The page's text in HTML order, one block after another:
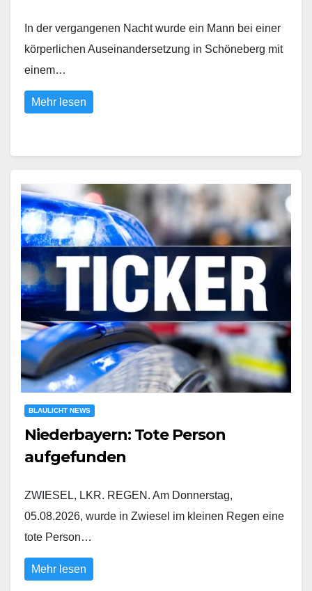
In der vergangenen Nacht wurde ein Mann bei einer
körperlichen Auseinandersetzung in Schöneberg mit
einem…
Mehr lesen
BLAULICHT NEWS
Niederbayern: Tote Person
aufgefunden
ZWIESEL, LKR. REGEN. Am Donnerstag,
05.08.2026, wurde in Zwiesel im kleinen Regen eine
tote Person…
Mehr lesen